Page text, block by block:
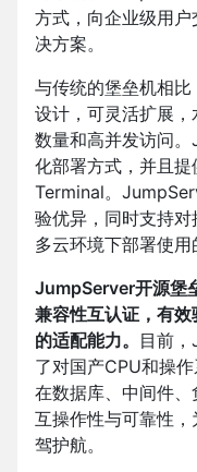
方式，向企业级用
决方案。
与传统的堡垒机相
设计，可灵活扩展
数量和高并发访问
化部署方式，并且
Terminal。
验优异，同时支持
多云环境下部署使用
JumpServer开源堡
兼容性互认证，有
的适配能力。 目前
了对国产CPU和操
在数据库、中间件
互操作性与可靠性
驾护航。